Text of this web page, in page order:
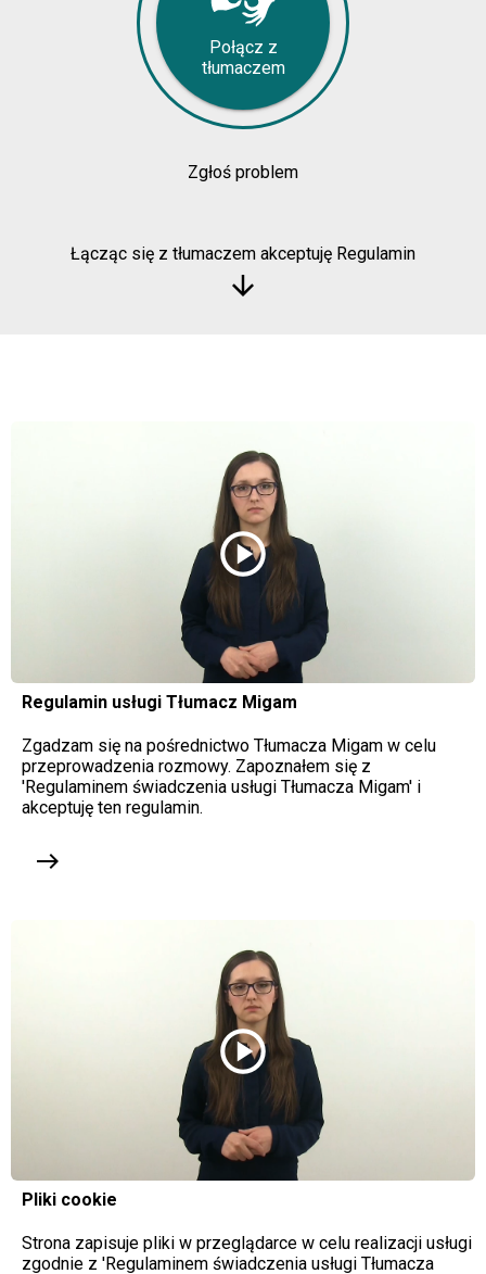
Połącz z
tłumaczem
Zgłoś problem
Łącząc się z tłumaczem akceptuję Regulamin
arrow_downward
play_circle
Regulamin usługi Tłumacz Migam
Zgadzam się na pośrednictwo Tłumacza Migam w celu
przeprowadzenia rozmowy. Zapoznałem się z
'Regulaminem świadczenia usługi Tłumacza Migam' i
akceptuję ten regulamin.
east
play_circle
Pliki cookie
Strona zapisuje pliki w przeglądarce w celu realizacji usługi
zgodnie z 'Regulaminem świadczenia usługi Tłumacza